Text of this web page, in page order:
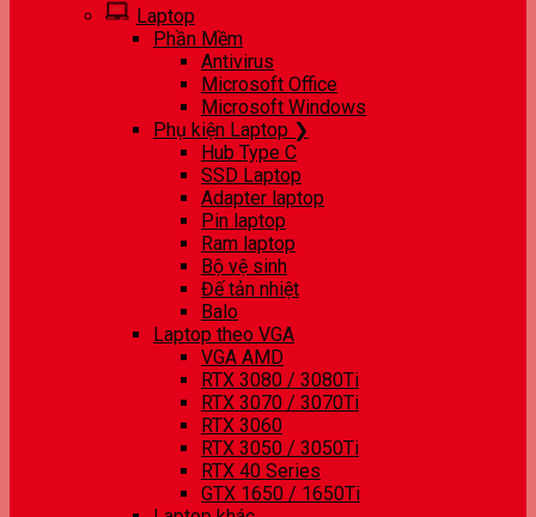
Laptop
Phần Mềm
Antivirus
Microsoft Office
Microsoft Windows
Phụ kiện Laptop ❯
Hub Type C
SSD Laptop
Adapter laptop
Pin laptop
Ram laptop
Bộ vệ sinh
Đế tản nhiệt
Balo
Laptop theo VGA
VGA AMD
RTX 3080 / 3080Ti
RTX 3070 / 3070Ti
RTX 3060
RTX 3050 / 3050Ti
RTX 40 Series
GTX 1650 / 1650Ti